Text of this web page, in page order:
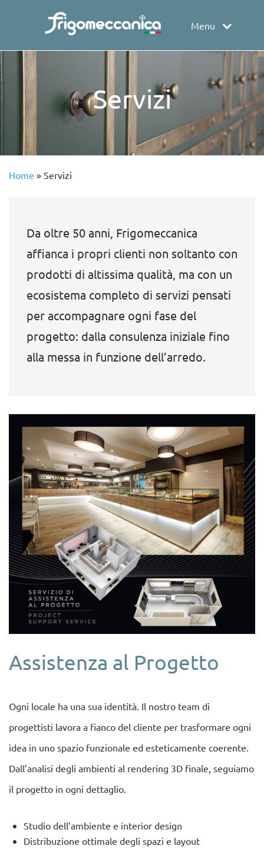
Menu
Servizi
Home » Servizi
Da oltre 50 anni, Frigomeccanica
affianca i propri clienti non soltanto con
prodotti di altissima qualità, ma con un
ecosistema completo di servizi pensati
per accompagnare ogni fase del
progetto: dalla consulenza iniziale fino
alla messa in funzione dell’arredo.
Assistenza al Progetto
Ogni locale ha una sua identità. Il nostro team di
progettisti lavora a fianco del cliente per trasformare ogni
idea in uno spazio funzionale ed esteticamente coerente.
Dall’analisi degli ambienti al rendering 3D finale, seguiamo
il progetto in ogni dettaglio.
Studio dell’ambiente e interior design
Distribuzione ottimale degli spazi e layout